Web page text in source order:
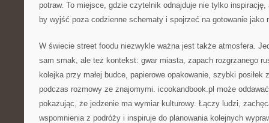
potraw. To miejsce, gdzie czytelnik odnajduje nie tylko
by wyjść poza codzienne schematy i spojrzeć na gotowanie jako
W świecie street foodu niezwykle ważna jest także atmosfera.
sam smak, ale też kontekst: gwar miasta, zapach rozgrzanego
kolejka przy małej budce, papierowe opakowanie, szybki posiłek
podczas rozmowy ze znajomymi. icookandbook.pl może
pokazując, że jedzenie ma wymiar kulturowy. Łączy ludzi,
wspomnienia z podróży i inspiruje do planowania kolejnych